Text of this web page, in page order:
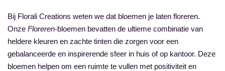
Bij Florali Creations weten we dat bloemen je laten floreren.
Onze Floreren-bloemen bevatten de ultieme combinatie van
heldere kleuren en zachte tinten die zorgen voor een
gebalanceerde en inspirerende sfeer in huis of op kantoor. Deze
bloemen helpen om een ruimte te vullen met positiviteit en